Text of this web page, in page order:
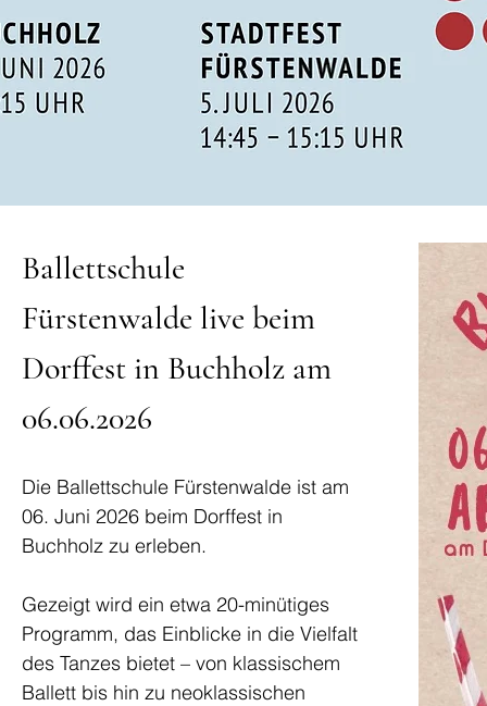
Ballettschule
Fürstenwalde live beim
Dorffest in Buchholz am
06.06.2026
Die Ballettschule Fürstenwalde ist am
06. Juni 2026 beim Dorffest in
Buchholz zu erleben.
Gezeigt wird ein etwa 20-minütiges
Programm, das Einblicke in die Vielfalt
des Tanzes bietet – von klassischem
Ballett bis hin zu neoklassischen